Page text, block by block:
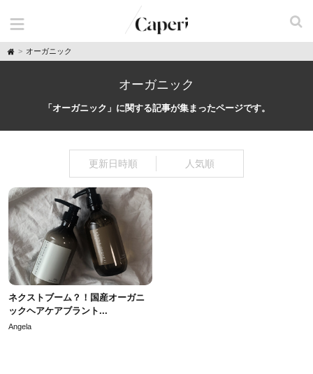
H
o
オーガニック
オーガニック
「オーガニック」に関する記事が集まったページです。
更新日時順 人気順
ネクストブーム？！国産オーガニ
ックヘアケアブラント...
Angela